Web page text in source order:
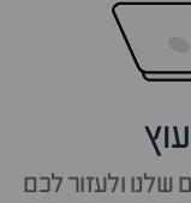
ולעזור לכם